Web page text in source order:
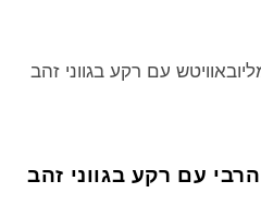
מליובאוויטש עם רקע בגווני זהב
הרבי עם רקע בגווני זהב